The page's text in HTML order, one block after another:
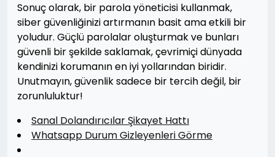
Sonuç olarak, bir parola yöneticisi kullanmak,
siber güvenliğinizi artırmanın basit ama etkili bir
yoludur. Güçlü parolalar oluşturmak ve bunları
güvenli bir şekilde saklamak, çevrimiçi dünyada
kendinizi korumanın en iyi yollarından biridir.
Unutmayın, güvenlik sadece bir tercih değil, bir
zorunluluktur!
Sanal Dolandırıcılar Şikayet Hattı
Whatsapp Durum Gizleyenleri Görme